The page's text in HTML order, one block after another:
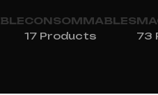
CONSOMMABLES
17 Products
73